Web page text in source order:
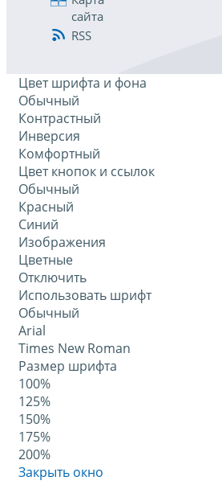
сайта
RSS
Цвет шрифта и фона
Обычный
Контрастный
Инверсия
Комфортный
Цвет кнопок и ссылок
Обычный
Красный
Синий
Изображения
Цветные
Отключить
Использовать шрифт
Обычный
Arial
Times New Roman
Размер шрифта
100%
125%
150%
175%
200%
Закрыть окно